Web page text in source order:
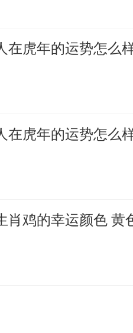
明帝永平初年陇西
道邓融之罪，无法
范离开郡衙后，便
，邓融果然被判罪
己之情，邓融发觉
很像我以前的属
乱了。”自此以后
范仍然跟随身边孝
亲自尽礼送丧，到
尸安葬。汉显宗闻
，以为薛汉等已
感动，于是赦免其
月后又升为云中太
在虎年的运势怎么
在虎年的运势怎么
肖鸡的幸运颜色 黄